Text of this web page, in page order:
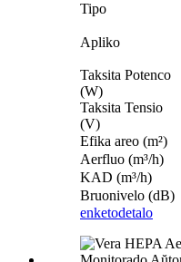
Tipo
Apliko
Taksita Potenco
(W)
Taksita Tensio
(V)
Efika areo (m²)
Aerfluo (m³/h)
KAD (m³/h)
Bruonivelo (dB)
enketodetalo